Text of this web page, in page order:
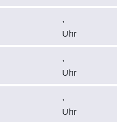
,
Uhr
,
Uhr
,
Uhr